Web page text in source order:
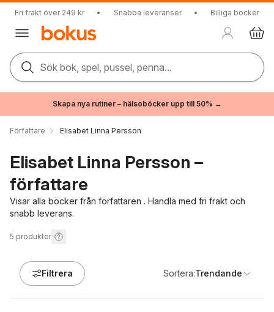
Fri frakt över 249 kr • Snabba leveranser • Billiga böcker
Sök bok, spel, pussel, penna...
Skapa nya rutiner – hälsoböcker upp till 50% →
Författare Elisabet Linna Persson
Elisabet Linna Persson –
författare
Visar alla böcker från författaren . Handla med fri frakt och
snabb leverans.
5 produkter
Filtrera Sortera:Trendande